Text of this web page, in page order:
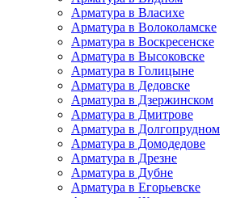
Арматура в Власихе
Арматура в Волоколамске
Арматура в Воскресенске
Арматура в Высоковске
Арматура в Голицыне
Арматура в Дедовске
Арматура в Дзержинском
Арматура в Дмитрове
Арматура в Долгопрудном
Арматура в Домодедове
Арматура в Дрезне
Арматура в Дубне
Арматура в Егорьевске